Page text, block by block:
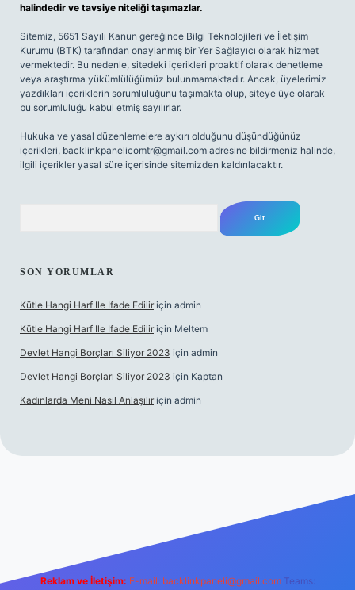
halindedir ve tavsiye niteliği taşımazlar.
Sitemiz, 5651 Sayılı Kanun gereğince Bilgi Teknolojileri ve İletişim
Kurumu (BTK) tarafından onaylanmış bir Yer Sağlayıcı olarak hizmet
vermektedir. Bu nedenle, sitedeki içerikleri proaktif olarak denetleme
veya araştırma yükümlülüğümüz bulunmamaktadır. Ancak, üyelerimiz
yazdıkları içeriklerin sorumluluğunu taşımakta olup, siteye üye olarak
bu sorumluluğu kabul etmiş sayılırlar.
Hukuka ve yasal düzenlemelere aykırı olduğunu düşündüğünüz
içerikleri, backlinkpanelicomtr@gmail.com adresine bildirmeniz halinde,
ilgili içerikler yasal süre içerisinde sitemizden kaldırılacaktır.
SON YORUMLAR
Kütle Hangi Harf Ile Ifade Edilir için admin
Kütle Hangi Harf Ile Ifade Edilir için Meltem
Devlet Hangi Borçları Siliyor 2023 için admin
Devlet Hangi Borçları Siliyor 2023 için Kaptan
Kadınlarda Meni Nasıl Anlaşılır için admin
Betexper giriş adresi güncellendi
Reklam ve İletişim: E-mail: backlinkpaneli@gmail.com Teams: